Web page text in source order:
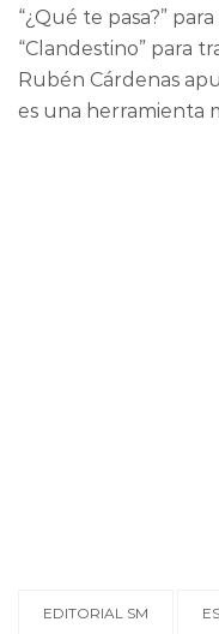
“¿Qué te pasa?”
“Clandestino” para
Rubén Cárdenas
es una herramienta
EDITORIAL SM